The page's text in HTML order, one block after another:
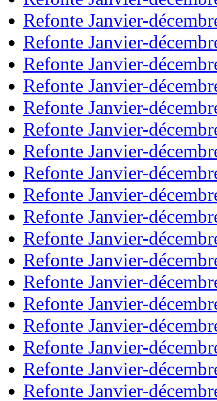
Refonte Janvier-
Refonte Janvier-
Refonte Janvier-
Refonte Janvier-
Refonte Janvier-
Refonte Janvier-
Refonte Janvier-
Refonte Janvier-
Refonte Janvier-
Refonte Janvier-
Refonte Janvier-
Refonte Janvier-
Refonte Janvier-
Refonte Janvier-
Refonte Janvier-
Refonte Janvier-
Refonte Janvier-
Refonte Janvier-